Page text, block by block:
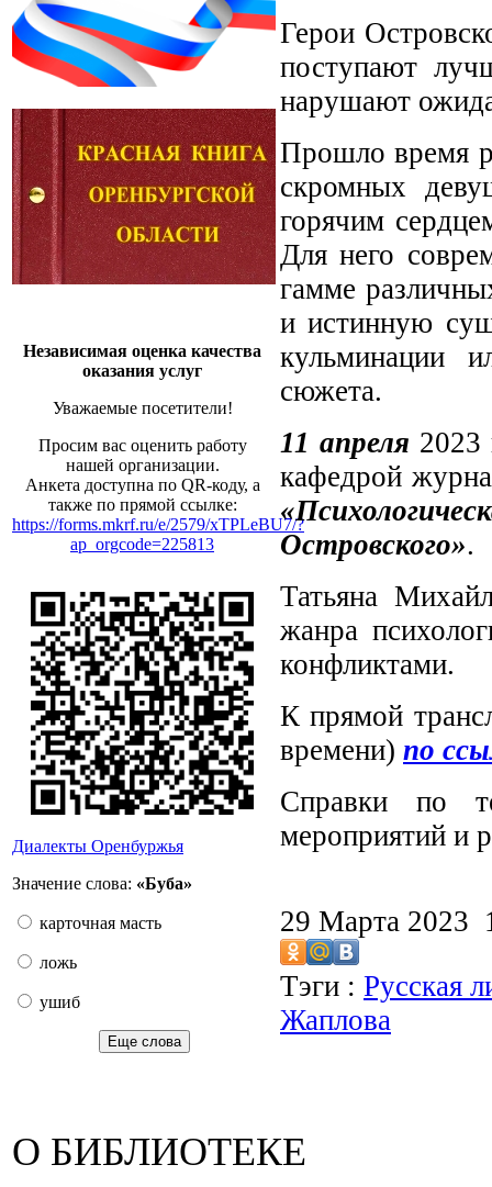
Независимая оценка качества
оказания услуг
Уважаемые посетители!
Просим вас оценить работу
нашей организации.
Анкета доступна по QR-коду, а
также по прямой ссылке:
https://forms.mkrf.ru/e/2579/xTPLeBU7/?
ap_orgcode=225813
Диалекты Оренбуржья
Значение слова: «Буба»
карточная масть
ложь
ушиб
Еще слова
Герои
поступают
нарушают
Прошло время
скромных
горячим
Для него
гамме
и истинную
кульминации
сюжета.
11 апреля 2023
кафедрой
Островского».
Татьяна
жанра
конфликтами.
К прямой
времени) по
Справки по
мероприятий и
29 Марта
Тэги : Русская
Жаплова
О БИБЛИОТЕКЕ